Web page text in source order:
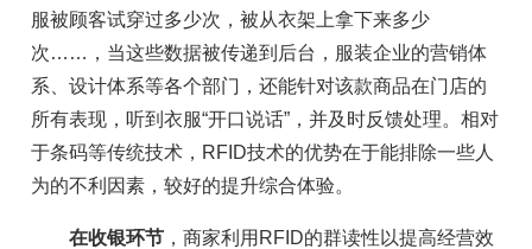
服被顾客试穿过多少次，被从衣架上拿下来多少
次……，当这些数据被传递到后台，服装企业的营销体
系、设计体系等各个部门，还能针对该款商品在门店的
所有表现，听到衣服“开口说话”，并及时反馈处理。相对
于条码等传统技术，RFID技术的优势在于能排除一些人
为的不利因素，较好的提升综合体验。
在收银环节 ，商家利用RFID的群读性以提高经营效